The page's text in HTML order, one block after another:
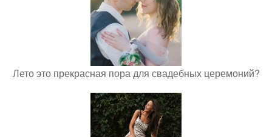
Лето это прекрасная пора для свадебных церемоний?